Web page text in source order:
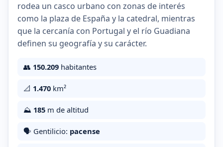
rodea un casco urbano con zonas de interés
como la plaza de España y la catedral, mientras
que la cercanía con Portugal y el río Guadiana
definen su geografía y su carácter.
👥 150.209 habitantes
📐 1.470 km²
⛰️ 185 m de altitud
🗣️ Gentilicio: pacense